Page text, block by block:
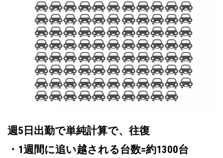
週5日出勤で単純計算で、往復
・1週間に追い越される台数=約1300台